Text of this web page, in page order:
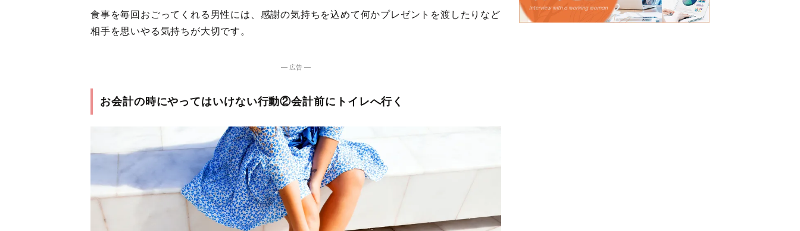
食事を毎回おごってくれる男性には、感謝の気持ちを込めて何かプレゼントを渡したりなど
相手を思いやる気持ちが大切です。
― 広告 ―
お会計の時にやってはいけない行動②会計前にトイレへ行く